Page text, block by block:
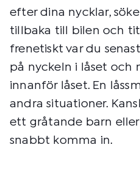
efter dina nycklar,
tillbaka till bilen och
frenetiskt var du
på nyckeln i låset och
innanför låset. En
andra situationer.
ett gråtande barn
snabbt komma in.